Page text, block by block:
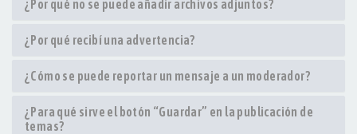
¿Por qué no se puede añadir archivos adjuntos?
¿Por qué recibí una advertencia?
¿Cómo se puede reportar un mensaje a un moderador?
¿Para qué sirve el botón “Guardar” en la publicación de
temas?